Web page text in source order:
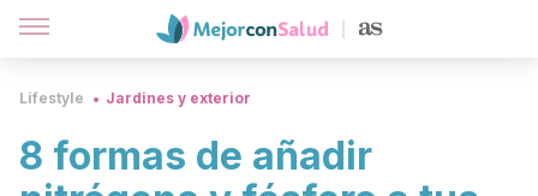
Lifestyle Jardines y exterior
8 formas de añadir